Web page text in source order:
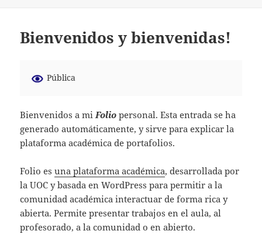
Bienvenidos y bienvenidas!
Pública
Bienvenidos a miFolio personal. Esta entrada se ha
generado automáticamente, y sirve para explicar la
plataforma académica de portafolios.
Folio esuna plataforma académica, desarrollada por
la UOC y basada en WordPress para permitir a la
comunidad académica interactuar de forma rica y
abierta. Permite presentar trabajos en el aula, al
profesorado, a la comunidad o en abierto.